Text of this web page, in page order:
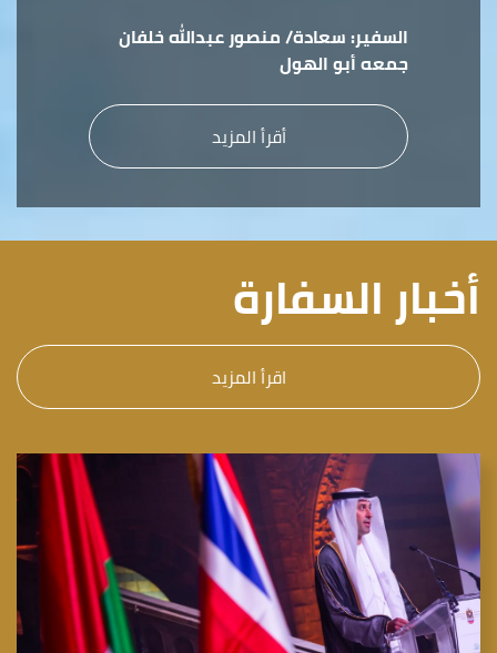
السفير: سعادة/ منصور عبدالله خلفان
جمعه أبو الهول
أقرأ المزيد
أخبار السفارة
اقرأ المزيد